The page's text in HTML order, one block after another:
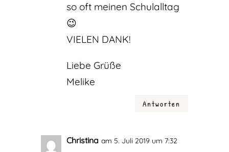
so oft meinen Schulalltag
😉
VIELEN DANK!
Liebe Grüße
Melike
Antworten
Christina am 5. Juli 2019 um 7:32